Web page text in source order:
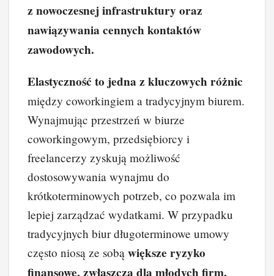
z nowoczesnej infrastruktury oraz
nawiązywania cennych kontaktów
zawodowych.
Elastyczność to jedna z kluczowych różnic
między coworkingiem a tradycyjnym biurem.
Wynajmując przestrzeń w biurze
coworkingowym, przedsiębiorcy i
freelancerzy zyskują możliwość
dostosowywania wynajmu do
krótkoterminowych potrzeb, co pozwala im
lepiej zarządzać wydatkami. W przypadku
tradycyjnych biur długoterminowe umowy
często niosą ze sobą większe ryzyko
finansowe, zwłaszcza dla młodych firm.